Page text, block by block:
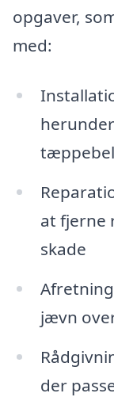
opgaver,
med:
at fjerne
skade
jævn
der